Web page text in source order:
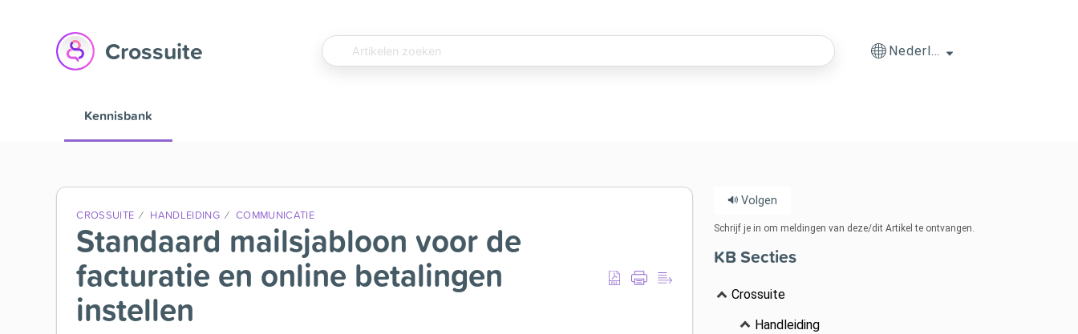
Crossuite Nederlands
Kennisbank
CROSSUITE HANDLEIDING COMMUNICATIE
Standaard mailsjabloon voor de
facturatie en online betalingen
instellen
Volgen
Schrijf je in om meldingen van deze/dit Artikel te ontvangen.
KB Secties
Crossuite
Handleiding